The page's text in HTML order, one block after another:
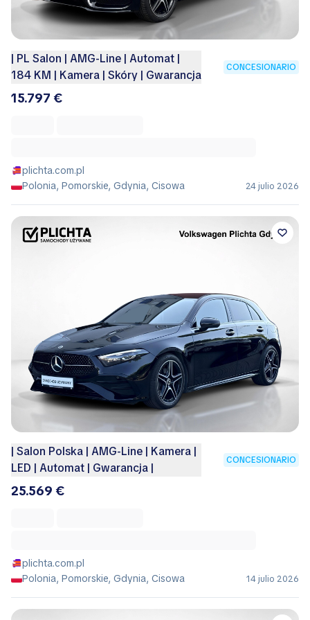
| PL Salon | AMG-Line | Automat |
184 KM | Kamera | Skóry | Gwarancja
CONCESIONARIO
15.797 €
plichta.com.pl
Polonia, Pomorskie, Gdynia, Cisowa
24 julio 2026
| Salon Polska | AMG-Line | Kamera |
LED | Automat | Gwarancja |
CONCESIONARIO
25.569 €
plichta.com.pl
Polonia, Pomorskie, Gdynia, Cisowa
14 julio 2026